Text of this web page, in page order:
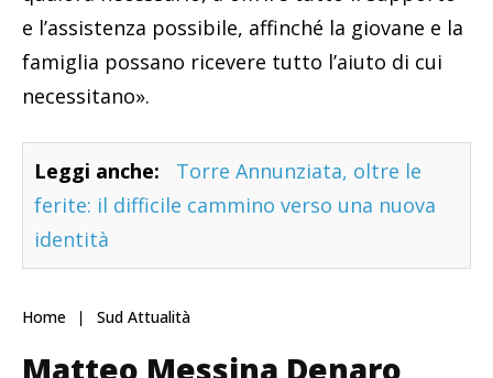
e l’assistenza possibile, affinché la giovane e la
famiglia possano ricevere tutto l’aiuto di cui
necessitano».
Leggi anche:
Torre Annunziata, oltre le
ferite: il difficile cammino verso una nuova
identità
Home Sud Attualità
Matteo Messina Denaro